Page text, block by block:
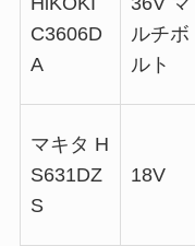
C3606D
A
ルチボ
ルト
マキタ H
S631DZ
S
18V